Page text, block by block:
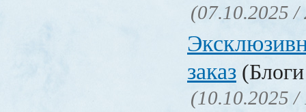
(07.10.2025 /
заказ
(10.10.2025 /